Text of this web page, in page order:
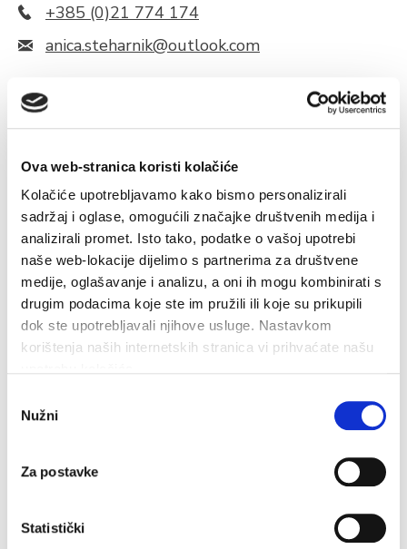
Ova web-stranica koristi kolačiće
Kolačiće upotrebljavamo kako bismo personalizirali
sadržaj i oglase, omogućili značajke društvenih medija i
analizirali promet. Isto tako, podatke o vašoj upotrebi
naše web-lokacije dijelimo s partnerima za društvene
medije, oglašavanje i analizu, a oni ih mogu kombinirati s
drugim podacima koje ste im pružili ili koje su prikupili
dok ste upotrebljavali njihove usluge. Nastavkom
korištenja naših internetskih stranica vi prihvaćate našu
pristanka
Nužni
Za postavke
Statistički
+385 (0)21 774 174
anica.steharnik@outlook.com
A proposito di oggetto
Invia richiesta
A PROPOSITO DI OGGETTO